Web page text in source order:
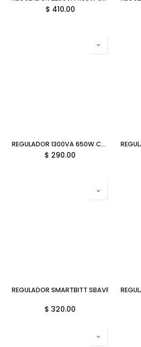
$ 410.00
REGULADOR 1300VA 650W COMPLET RPLUS ERV-6-011 8C 11M DE GARANTIA
$ 290.00
REGULADOR SMARTBITT SBAVR1350
$ 320.00